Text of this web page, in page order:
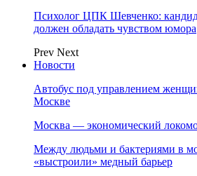
Психолог ЦПК Шевченко:
должен обладать чувством юмора
Prev Next
Новости
Автобус под управлением
Москве
Москва — экономический
Между людьми и бактериями в
«выстроили» медный барьер